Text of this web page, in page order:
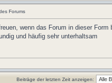
Forums
wenn das Forum in dieser
und häufig sehr unterhaltsam
Beiträge der letzten Zeit anzeigen: